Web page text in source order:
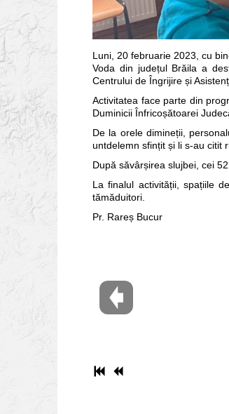
Luni, 20 februarie 2023, cu
Voda din județul Brăila a
Centrului de Îngrijire și
Activitatea face parte din
Duminicii Înfricoșătoarei
De la orele dimineții,
untdelemn sfințit și li s-au citit
După săvârșirea slujbei, cei
La finalul activității, spațiile
tămăduitori.
Pr. Rareș Bucur